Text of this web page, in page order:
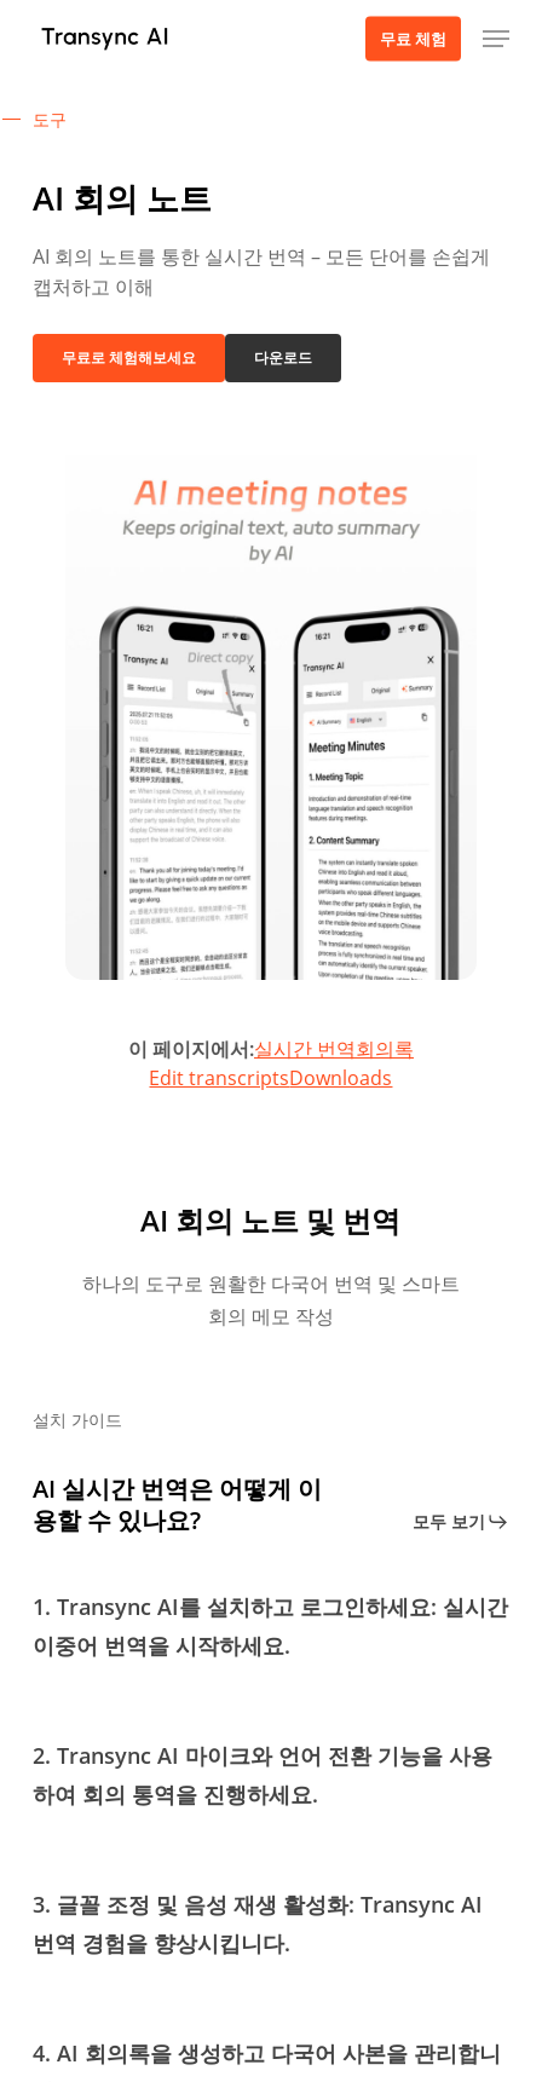
무료 체험 메뉴
도구
AI 회의 노트
AI 회의 노트를 통한 실시간 번역 – 모든 단어를 손쉽게
캡처하고 이해
무료로 체험해보세요 다운로드
이 페이지에서:실시간 번역회의록
Edit transcriptsDownloads
AI 회의 노트 및 번역
하나의 도구로 원활한 다국어 번역 및 스마트
회의 메모 작성
설치 가이드
AI 실시간 번역은 어떻게 이
용할 수 있나요?
모두 보기
1. Transync AI를 설치하고 로그인하세요: 실시간
이중어 번역을 시작하세요.
2. Transync AI 마이크와 언어 전환 기능을 사용
하여 회의 통역을 진행하세요.
3. 글꼴 조정 및 음성 재생 활성화: Transync AI
번역 경험을 향상시킵니다.
4. AI 회의록을 생성하고 다국어 사본을 관리합니